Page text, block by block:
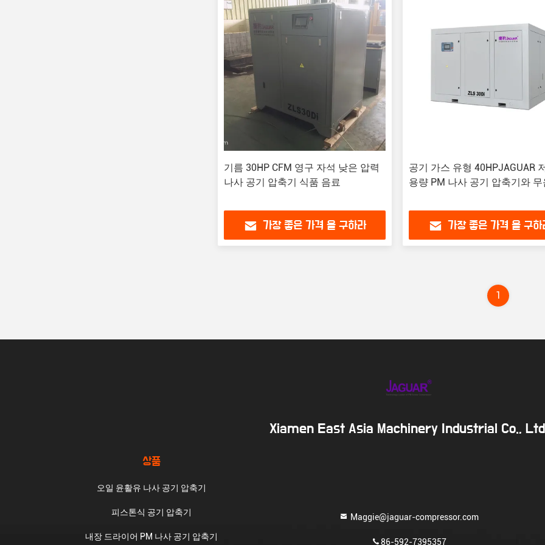
기름 30HP CFM 영구 자석 낮은 압력
나사 공기 압축기 식품 음료
가장 좋은 가격 을 구하라
공기 가스 유형 40HPJAGUAR
용량 PM 나사 공기 압축기와 무
가장 좋은 가격 을 구하
1
Xiamen East Asia Machinery Industrial Co.,
상품
오일 윤활유 나사 공기 압축기
피스톤식 공기 압축기
내장 드라이어 PM 나사 공기 압축기
Maggie@jaguar-compressor.com
86-592-7395357